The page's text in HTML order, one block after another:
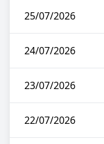
25/07/2026
24/07/2026
23/07/2026
22/07/2026